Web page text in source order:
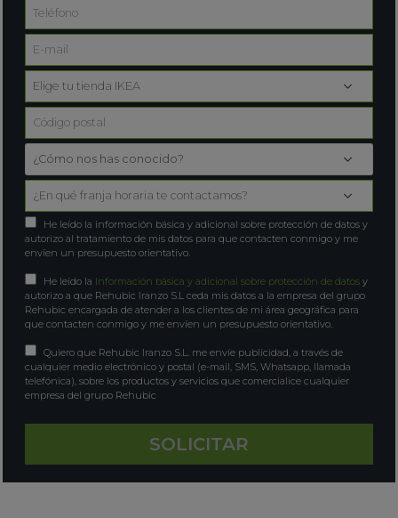
He leído la información básica y adicional sobre protección de datos y
autorizo al tratamiento de mis datos para que contacten conmigo y me
envíen un presupuesto orientativo.
He leído la Información básica y adicional sobre protección de datos y
autorizo a que Rehubic Iranzo S.L ceda mis datos a la empresa del grupo
Rehubic encargada de atender a los clientes de mi área geográfica para
que contacten conmigo y me envíen un presupuesto orientativo.
Quiero que Rehubic Iranzo S.L. me envíe publicidad, a través de
cualquier medio electrónico y postal (e-mail, SMS, Whatsapp, llamada
telefónica), sobre los productos y servicios que comercialice cualquier
empresa del grupo Rehubic